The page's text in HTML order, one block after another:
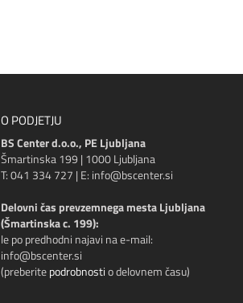
O PODJETJU
BS Center d.o.o., PE Ljubljana
Šmartinska 199 | 1000 Ljubljana
T: 041 334 727 | E: info@bscenter.si
Delovni čas prevzemnega mesta Ljubljana
(Šmartinska c. 199):
le po predhodni najavi na e-mail:
info@bscenter.si
(preberitepodrobnostio delovnem času)